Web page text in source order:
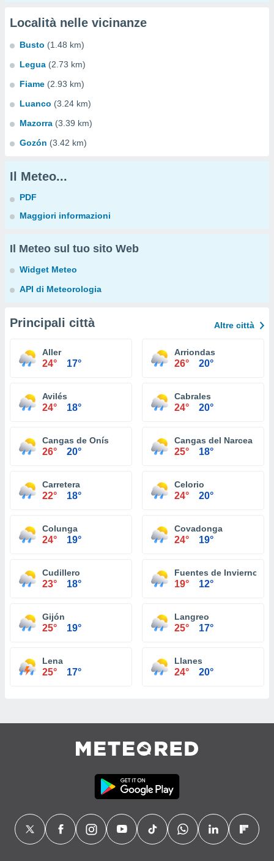
Località nelle vicinanze
Busto (1.48 km)
Legua (2.73 km)
Fiame (2.93 km)
Luanco (3.24 km)
Mazorra (3.39 km)
Gozón (3.42 km)
Il Meteo...
PDF
Maggiori informazioni
Il Meteo sul tuo sito Web
Widget Meteo
API di Meteorologia
Principali città Altre città
Aller
24° 17°
Arriondas
26° 20°
Avilés
24° 18°
Cabrales
24° 20°
Cangas de Onís
26° 20°
Cangas del Narcea
25° 18°
Carretera
22° 18°
Celorio
24° 20°
Colunga
24° 19°
Covadonga
24° 19°
Cudillero
23° 18°
Fuentes de Invierno
19° 12°
Gijón
25° 19°
Langreo
25° 17°
Lena
25° 17°
Llanes
24° 20°